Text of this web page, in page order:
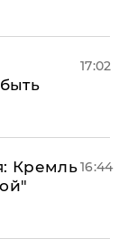
17:02
Кремль16:44